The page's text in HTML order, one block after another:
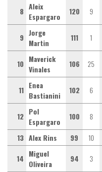
8 Aleix
Espargaro
120 9
9 Jorge
Martin
111 1
10 Maverick
Vinales
106 25
11 Enea
Bastianini
102 6
12 Pol
Espargaro
100 8
13 Alex Rins 99 10
14 Miguel
Oliveira
94 3